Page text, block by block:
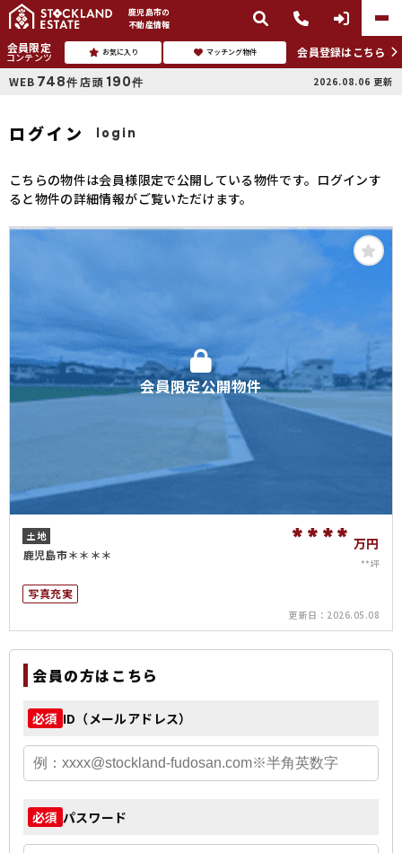
鹿児島市の
不動産情報
会員限定
コンテンツ お気に入り マッチング物件
会員登録はこちら
WEB 748件 店頭 190件 2026.08.06 更新
ログイン login
こちらの物件は会員様限定で公開している物件です。ログインす
ると物件の詳細情報がご覧いただけます。
会員限定公開物件
土地
鹿児島市＊＊＊＊ **** 万円
**坪
写真充実
更新日： 2026.05.08
会員の方はこちら
必須 ID（メールアドレス）
必須 パスワード